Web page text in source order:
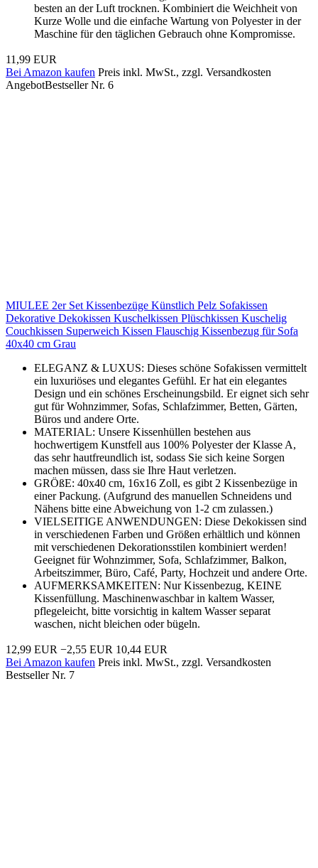
besten an der Luft trocknen. Kombiniert die Weichheit von
Kurze Wolle und die einfache Wartung von Polyester in der
Maschine für den täglichen Gebrauch ohne Kompromisse.
11,99 EUR
Bei Amazon kaufen Preis inkl. MwSt., zzgl. Versandkosten
AngebotBestseller Nr. 6
MIULEE 2er Set Kissenbezüge Künstlich Pelz Sofakissen
Dekorative Dekokissen Kuschelkissen Plüschkissen Kuschelig
Couchkissen Superweich Kissen Flauschig Kissenbezug für Sofa
40x40 cm Grau
ELEGANZ & LUXUS: Dieses schöne Sofakissen vermittelt
ein luxuriöses und elegantes Gefühl. Er hat ein elegantes
Design und ein schönes Erscheinungsbild. Er eignet sich sehr
gut für Wohnzimmer, Sofas, Schlafzimmer, Betten, Gärten,
Büros und andere Orte.
MATERIAL: Unsere Kissenhüllen bestehen aus
hochwertigem Kunstfell aus 100% Polyester der Klasse A,
das sehr hautfreundlich ist, sodass Sie sich keine Sorgen
machen müssen, dass sie Ihre Haut verletzen.
GRÖßE: 40x40 cm, 16x16 Zoll, es gibt 2 Kissenbezüge in
einer Packung. (Aufgrund des manuellen Schneidens und
Nähens bitte eine Abweichung von 1-2 cm zulassen.)
VIELSEITIGE ANWENDUNGEN: Diese Dekokissen sind
in verschiedenen Farben und Größen erhältlich und können
mit verschiedenen Dekorationsstilen kombiniert werden!
Geeignet für Wohnzimmer, Sofa, Schlafzimmer, Balkon,
Arbeitszimmer, Büro, Café, Party, Hochzeit und andere Orte.
AUFMERKSAMKEITEN: Nur Kissenbezug, KEINE
Kissenfüllung. Maschinenwaschbar in kaltem Wasser,
pflegeleicht, bitte vorsichtig in kaltem Wasser separat
waschen, nicht bleichen oder bügeln.
12,99 EUR −2,55 EUR 10,44 EUR
Bei Amazon kaufen Preis inkl. MwSt., zzgl. Versandkosten
Bestseller Nr. 7